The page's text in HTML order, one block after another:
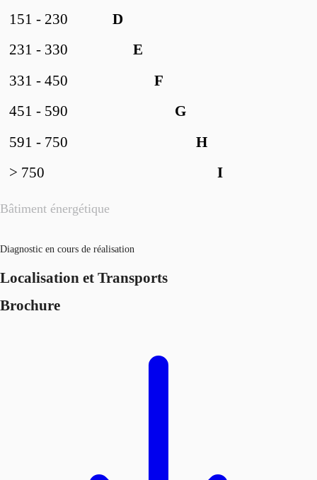
Bâtiment énergétique
D
151 - 230
E
231 - 330
F
331 - 450
G
451 - 590
H
591 - 750
I
> 750
Diagnostic en cours de réalisation
Localisation et Transports
Brochure